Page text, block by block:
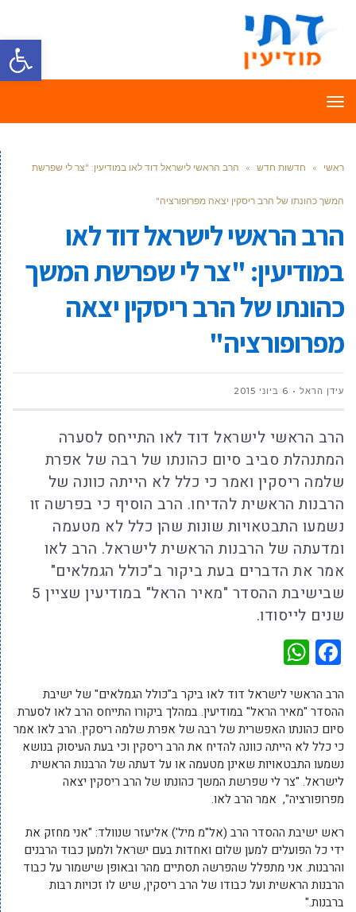
פתח
תפריט
ראשי » חדשות חדש » הרב הראשי לישראל דוד לאו במודיעין: "צר לי שפרשת
המשך כהונתו של הרב ריסקין יצאה מפרופורציה"
הרב הראשי לישראל דוד לאו
במודיעין: "צר לי שפרשת המשך
כהונתו של הרב ריסקין יצאה
מפרופורציה"
עידן הראל 6 ביוני 2015
הרב הראשי לישראל דוד לאו התייחס לסערה
המתנהלת סביב סיום כהונתו של רבה של אפרת
שלמה ריסקין ואמר כי כלל לא הייתה כוונה של
הרבנות הראשית להדיחו. הרב הוסיף כי בפרשה זו
נשמעו התבטאויות שונות שהן כלל לא מטעמה
ומדעתה של הרבנות הראשית לישראל. הרב לאו
אמר את הדברים בעת ביקור ב"כולל הגמלאים"
שבישיבת ההסדר "מאיר הראל" במודיעין שציין 5
שנים לייסודו.
Facebook
הרב הראשי לישראל דוד לאו ביקר ב"כולל הגמלאים" של ישיבת
ההסדר "מאיר הראל" במודיעין. במהלך ביקורו התייחס הרב לאו לסערת
סיום כהונתו האפשרית של רבה של אפרת שלמה ריסקין. הרב לאו אמר
כי כלל לא הייתה כוונה להדיח את הרב ריסקין וכי בעת העיסוק בנושא
נשמעו התבטאויות שאינן מטעמה או על דעתה של הרבנות הראשית
לישראל. "צר לי שפרשת המשך כהונתו של הרב ריסקין יצאה
מפרופורציה", אמר הרב לאו.
ראש ישיבת ההסדר הרב (אל"מ מיל') אליעזר שנוולד: "אני מחזק את
ידי כל הפועלים למען שלום ואחדות בעם ישראל ולמען כבוד הרבנים
והרבנות. אני מתפלל שהפרשה תסתיים מהר ובאופן שישמור על כבוד
הרבנות הראשית ועל כבודו של הרב ריסקין, שיש לו זכויות רבות
ברבנות."